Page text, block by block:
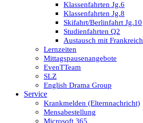
Klassenfahrten Jg.6
Klassenfahrten Jg.8
Skifahrt/Berlinfahrt Jg.10
Studienfahrten Q2
Austausch mit Frankreich
Lernzeiten
Mittagspausenangebote
EvenTTeam
SLZ
English Drama Group
Service
Krankmelden (Elternnachricht)
Mensabestellung
Microsoft 365